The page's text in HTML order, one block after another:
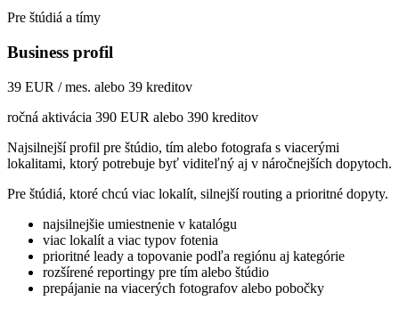
Pre štúdiá a tímy
Business profil
39 EUR / mes. alebo 39 kreditov
ročná aktivácia 390 EUR alebo 390 kreditov
Najsilnejší profil pre štúdio, tím alebo fotografa s viacerými
lokalitami, ktorý potrebuje byť viditeľný aj v náročnejších dopytoch.
Pre štúdiá, ktoré chcú viac lokalít, silnejší routing a prioritné dopyty.
najsilnejšie umiestnenie v katalógu
viac lokalít a viac typov fotenia
prioritné leady a topovanie podľa regiónu aj kategórie
rozšírené reportingy pre tím alebo štúdio
prepájanie na viacerých fotografov alebo pobočky